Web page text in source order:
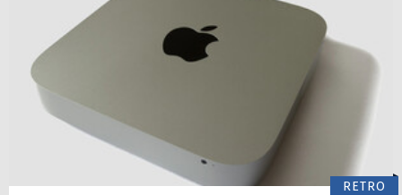
RETRO